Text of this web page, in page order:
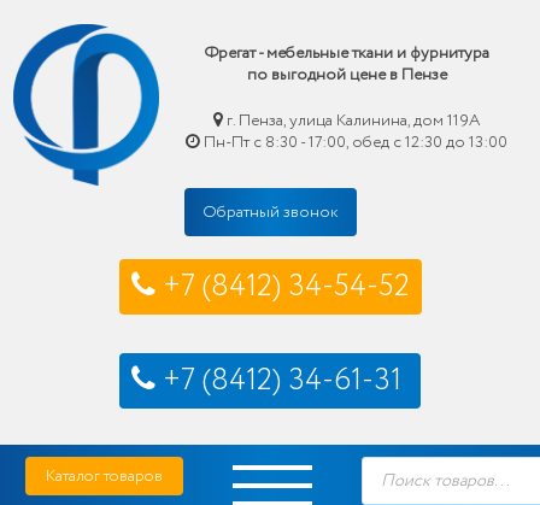
Фрегат - мебельные ткани и фурнитура
по выгодной цене в Пензе
г. Пенза, улица Калинина, дом 119А
Пн-Пт с 8:30 - 17:00, обед с 12:30 до 13:00
Обратный звонок
+7 (8412) 34-54-52
+7 (8412) 34-61-31
Skip
content
Фрегат — мебельные ткани и фурнитура купить по выгодной цене в Пензе
Каталог товаров
Поиск
товаров